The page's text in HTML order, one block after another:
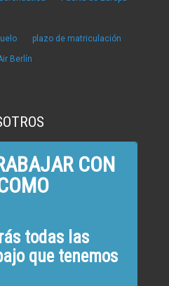
plazo de matriculación
Berlín
CON
todas las
que tenemos